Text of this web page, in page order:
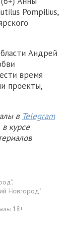
Pompilius,
Андрей
время
проекты,
в Telegram
курсе
Новгород"
18+